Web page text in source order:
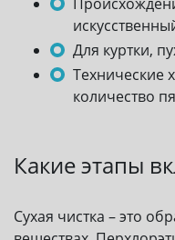
Для куртки,
Технические
количество
Какие этапы
Сухая чистка – это